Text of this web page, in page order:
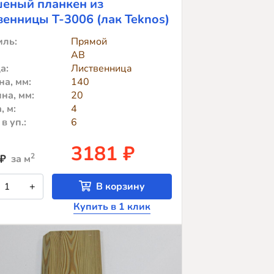
планкен из
T-3006 (лак Teknos)
Прямой
АВ
Лиственница
мм:
140
мм:
20
м:
4
уп.:
6
₽ за м2 3181 ₽
+
В корзину
Купить в 1 клик